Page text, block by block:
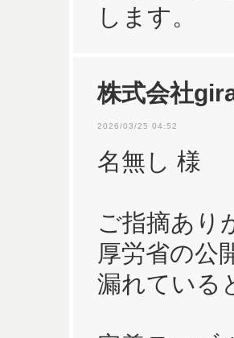
します。
株式会社
2026/03/25 04:52
名無し 様
ご指摘あり
厚労省の公
漏れている